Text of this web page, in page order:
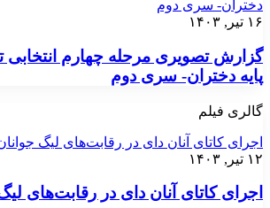
دختران- سری دوم
۱۶ تیر, ۱۴۰۳
گزارش تصویری مرحله چهارم انتخابی
پایه دختران- سری دوم
گالری فیلم
اجرای کاتای آنان دای در رقابت‌های لیگ جوانان
۱۲ تیر, ۱۴۰۳
اجرای کاتای آنان دای در رقابت‌های لیگ